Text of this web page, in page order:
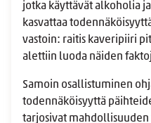
jotka käyttävät alkoholia
kasvattaa
vastoin: raitis kaveripiiri
alettiin luoda näiden
Samoin osallistuminen
todennäköisyyttä
tarjosivat